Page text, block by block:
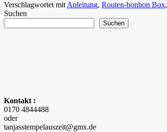
Verschlagwortet mit Anleitung, Routen-bonbon Box,
Suchen
Suchen
Kontakt :
0170 4844488
oder
tanjasstempelauszeit@gmx.de